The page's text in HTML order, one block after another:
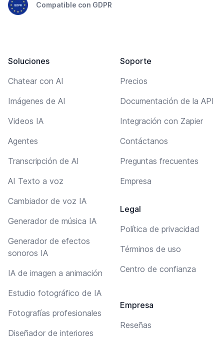
Compatible con GDPR
Soluciones
Chatear con AI
Imágenes de AI
Videos IA
Agentes
Transcripción de AI
AI Texto a voz
Cambiador de voz IA
Generador de música IA
Generador de efectos
sonoros IA
IA de imagen a animación
Estudio fotográfico de IA
Fotografías profesionales
Diseñador de interiores
Soporte
Precios
Documentación de la API
Integración con Zapier
Contáctanos
Preguntas frecuentes
Empresa
Legal
Política de privacidad
Términos de uso
Centro de confianza
Empresa
Reseñas